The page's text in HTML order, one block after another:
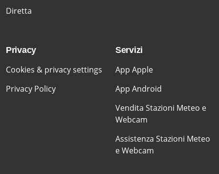
Diretta
Privacy
Cookies & privacy settings
Privacy Policy
Servizi
App Apple
App Android
Vendita Stazioni Meteo e
Webcam
Assistenza Stazioni Meteo
e Webcam